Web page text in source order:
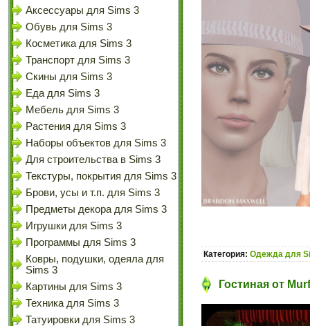
Аксессуары для Sims 3
Обувь для Sims 3
Косметика для Sims 3
Транспорт для Sims 3
Скины для Sims 3
Еда для Sims 3
Мебель для Sims 3
Растения для Sims 3
Наборы объектов для Sims 3
Для строительства в Sims 3
Текстуры, покрытия для Sims 3
Брови, усы и т.п. для Sims 3
Предметы декора для Sims 3
Игрушки для Sims 3
Программы для Sims 3
Ковры, подушки, одеяла для
Sims 3
Картины для Sims 3
Техника для Sims 3
Татуировки для Sims 3
Категория: Одежда для
Гостиная от